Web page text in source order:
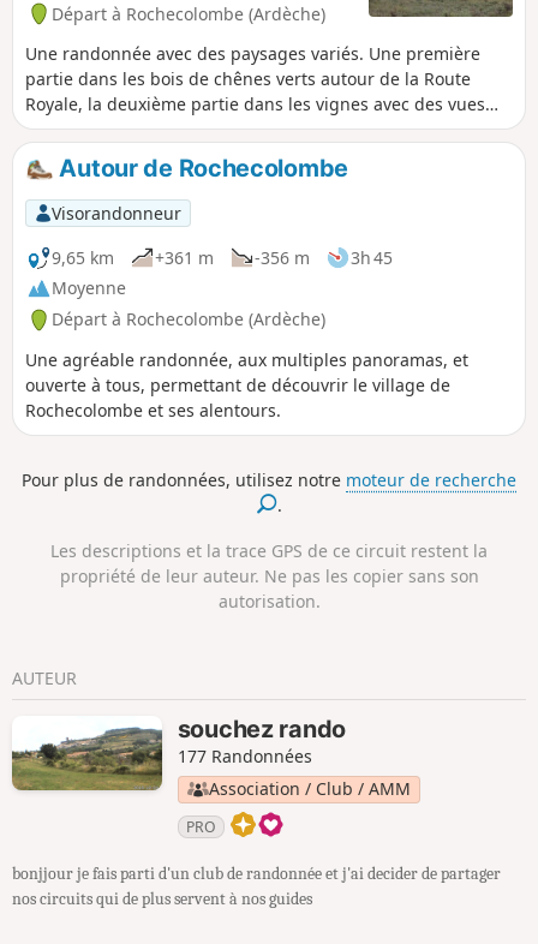
Départ à Rochecolombe (Ardèche)
Une randonnée avec des paysages variés. Une première
partie dans les bois de chênes verts autour de la Route
Royale, la deuxième partie dans les vignes avec des vues
sur les falaises de l'Ardèche et les montagnes du Massif
Central. Au passage, la traversée du vieux village de
Rochecolombe et, moyennant un petit crochet, de Saint-
Maurice-d'Ardèche. 13/11/2023 - Attention, en raison de
travaux de sécurisation, la traversée du vieux village est
momentanément interdite au niveau de la chapelle. Voir la
variante à suivre dans la section Informations pratiques
Autour de Rochecolombe
Visorandonneur
9,65 km
+361 m -356 m
3h 45
Moyenne
Départ à Rochecolombe (Ardèche)
Une agréable randonnée, aux multiples panoramas, et
ouverte à tous, permettant de découvrir le village de
Rochecolombe et ses alentours.
Pour plus de randonnées, utilisez notre moteur de recherche
.
Les descriptions et la trace GPS de ce circuit restent la
propriété de leur auteur. Ne pas les copier sans son
autorisation.
AUTEUR
souchez rando
177 Randonnées
Association / Club / AMM
PRO
bonjjour je fais parti d'un club de randonnée et j'ai decider de partager
nos circuits qui de plus servent à nos guides